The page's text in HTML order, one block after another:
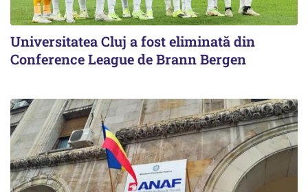
Universitatea Cluj a fost eliminată din
Conference League de Brann Bergen